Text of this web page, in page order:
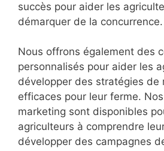
succès pour aider les
démarquer de la concurrence.
Nous offrons également des
personnalisés pour aider les
développer des stratégies de
efficaces pour leur ferme.
marketing sont disponibles
agriculteurs à comprendre
développer des campagnes